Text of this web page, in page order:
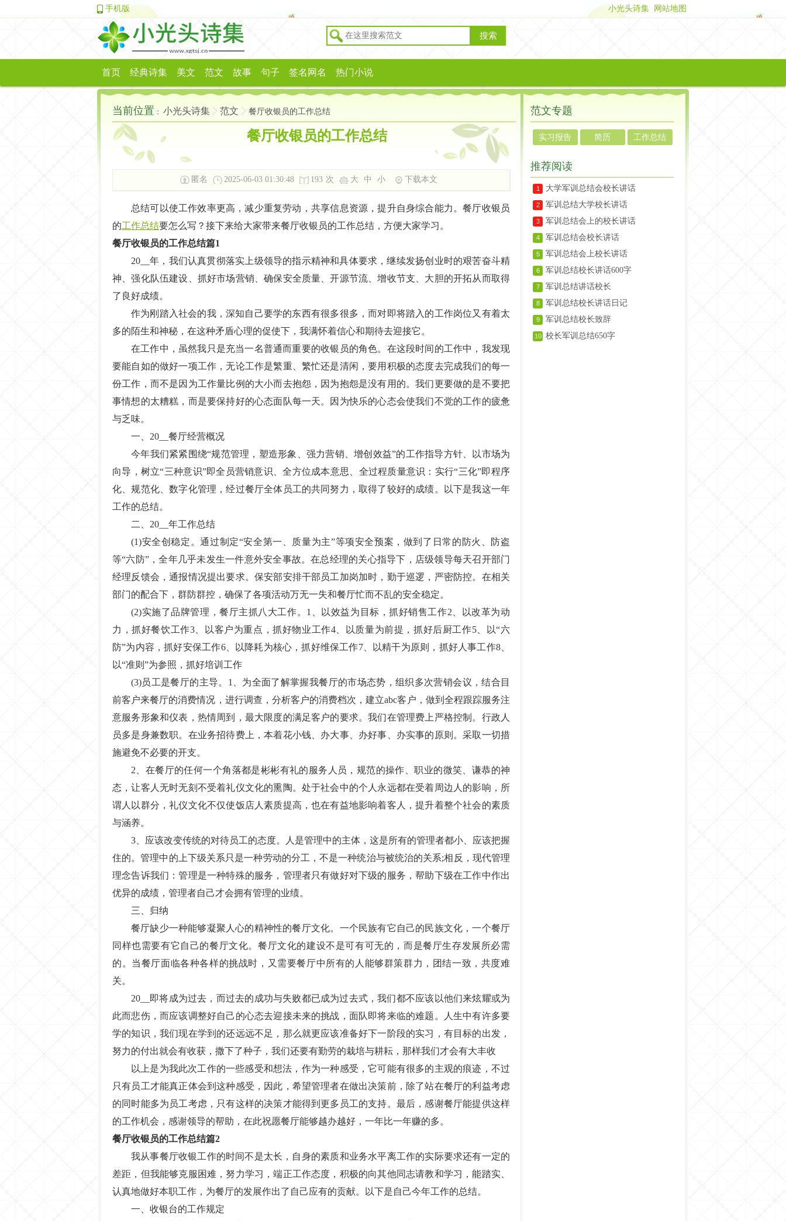
手机版 小光头诗集 网站地图
搜索
首页 经典诗集 美文 范文 故事 句子 签名网名 热门小说
当前位置 ： 小光头诗集 范文 餐厅收银员的工作总结
餐厅收银员的工作总结
匿名 2025-06-03 01:30:48 193 次 大 中 小 下载本文
总结可以使工作效率更高，减少重复劳动，共享信息资源，提升自身综合能力。餐厅收银员
的工作总结要怎么写？接下来给大家带来餐厅收银员的工作总结，方便大家学习。
餐厅收银员的工作总结篇1
20__年，我们认真贯彻落实上级领导的指示精神和具体要求，继续发扬创业时的艰苦奋斗精
神、强化队伍建设、抓好市场营销、确保安全质量、开源节流、增收节支、大胆的开拓从而取得
了良好成绩。
作为刚踏入社会的我，深知自己要学的东西有很多很多，而对即将踏入的工作岗位又有着太
多的陌生和神秘，在这种矛盾心理的促使下，我满怀着信心和期待去迎接它。
在工作中，虽然我只是充当一名普通而重要的收银员的角色。在这段时间的工作中，我发现
要能自如的做好一项工作，无论工作是繁重、繁忙还是清闲，要用积极的态度去完成我们的每一
份工作，而不是因为工作量比例的大小而去抱怨，因为抱怨是没有用的。我们更要做的是不要把
事情想的太糟糕，而是要保持好的心态面队每一天。因为快乐的心态会使我们不觉的工作的疲惫
与乏味。
一、20__餐厅经营概况
今年我们紧紧围绕“规范管理，塑造形象、强力营销、增创效益”的工作指导方针、以市场为
向导，树立“三种意识”即全员营销意识、全方位成本意思、全过程质量意识：实行“三化”即程序
化、规范化、数字化管理，经过餐厅全体员工的共同努力，取得了较好的成绩。以下是我这一年
工作的总结。
二、20__年工作总结
(1)安全创稳定。通过制定“安全第一、质量为主”等项安全预案，做到了日常的防火、防盗
等“六防”，全年几乎未发生一件意外安全事故。在总经理的关心指导下，店级领导每天召开部门
经理反馈会，通报情况提出要求。保安部安排干部员工加岗加时，勤于巡逻，严密防控。在相关
部门的配合下，群防群控，确保了各项活动万无一失和餐厅忙而不乱的安全稳定。
(2)实施了品牌管理，餐厅主抓八大工作。1、以效益为目标，抓好销售工作2、以改革为动
力，抓好餐饮工作3、以客户为重点，抓好物业工作4、以质量为前提，抓好后厨工作5、以“六
防”为内容，抓好安保工作6、以降耗为核心，抓好维保工作7、以精干为原则，抓好人事工作8、
以“准则”为参照，抓好培训工作
(3)员工是餐厅的主导。1、为全面了解掌握我餐厅的市场态势，组织多次营销会议，结合目
前客户来餐厅的消费情况，进行调查，分析客户的消费档次，建立abc客户，做到全程跟踪服务注
意服务形象和仪表，热情周到，最大限度的满足客户的要求。我们在管理费上严格控制。行政人
员多是身兼数职。在业务招待费上，本着花小钱、办大事、办好事、办实事的原则。采取一切措
施避免不必要的开支。
2、在餐厅的任何一个角落都是彬彬有礼的服务人员，规范的操作、职业的微笑、谦恭的神
态，让客人无时无刻不受着礼仪文化的熏陶。处于社会中的个人永远都在受着周边人的影响，所
谓人以群分，礼仪文化不仅使饭店人素质提高，也在有益地影响着客人，提升着整个社会的素质
与涵养。
3、应该改变传统的对待员工的态度。人是管理中的主体，这是所有的管理者都小、应该把握
住的。管理中的上下级关系只是一种劳动的分工，不是一种统治与被统治的关系;相反，现代管理
理念告诉我们：管理是一种特殊的服务，管理者只有做好对下级的服务，帮助下级在工作中作出
优异的成绩，管理者自己才会拥有管理的业绩。
三、归纳
餐厅缺少一种能够凝聚人心的精神性的餐厅文化。一个民族有它自己的民族文化，一个餐厅
同样也需要有它自己的餐厅文化。餐厅文化的建设不是可有可无的，而是餐厅生存发展所必需
的。当餐厅面临各种各样的挑战时，又需要餐厅中所有的人能够群策群力，团结一致，共度难
关。
20__即将成为过去，而过去的成功与失败都已成为过去式，我们都不应该以他们来炫耀或为
此而悲伤，而应该调整好自己的心态去迎接未来的挑战，面队即将来临的难题。人生中有许多要
学的知识，我们现在学到的还远远不足，那么就更应该准备好下一阶段的实习，有目标的出发，
努力的付出就会有收获，撒下了种子，我们还要有勤劳的栽培与耕耘，那样我们才会有大丰收
以上是为我此次工作的一些感受和想法，作为一种感受，它可能有很多的主观的痕迹，不过
只有员工才能真正体会到这种感受，因此，希望管理者在做出决策前，除了站在餐厅的利益考虑
的同时能多为员工考虑，只有这样的决策才能得到更多员工的支持。最后，感谢餐厅能提供这样
的工作机会，感谢领导的帮助，在此祝愿餐厅能够越办越好，一年比一年赚的多。
餐厅收银员的工作总结篇2
我从事餐厅收银工作的时间不是太长，自身的素质和业务水平离工作的实际要求还有一定的
差距，但我能够克服困难，努力学习，端正工作态度，积极的向其他同志请教和学习，能踏实、
认真地做好本职工作，为餐厅的发展作出了自己应有的贡献。以下是自己今年工作的总结。
一、收银台的工作规定
范文专题
实习报告 简历 工作总结
推荐阅读
1 大学军训总结会校长讲话
2 军训总结大学校长讲话
3 军训总结会上的校长讲话
4 军训总结会校长讲话
5 军训总结会上校长讲话
6 军训总结校长讲话600字
7 军训总结讲话校长
8 军训总结校长讲话日记
9 军训总结校长致辞
10 校长军训总结650字